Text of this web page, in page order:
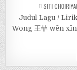
SITI
Judul Lagu /
Wong 王菲 wēn